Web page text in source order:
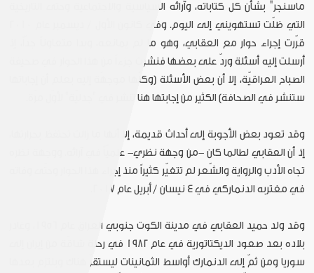
ماسنجر" بشأن كل كتاباته، وآرائه السياسية والاجتماعية وحتّى التاريخية
قرّرت إجراء حوار مع العقابي، وهو ما لم يمانعه، وبدا متعاوناً جدّاً، إذ
أرسلت إليه أسئلة وردّ على بعضها فنشرت جزءاً من هذا الحوار في صحيفة
الصباح العراقيّة، إلا أن بعض الأسئلة (وكلّها موجهّة إليه بعلم أن إجاباتها
ستنشر في الصحافة) الكثير من إجابتها هنا تنشر في "جدليّة" لأوّل مرّة.
وقد تعود بعض الأجوبة إلى أحداث قديمة، إلا أنها ما زالت تحتفظ بحرارتها،
إذ أن العقابي لطالما كان -من وجهة نظري- علميّاً في آرائه. ووجهة نظره
تجاه الأدب والرواية والشّعر لم تتغيّر كثيراً منذ إجراء هذا الحوار وحتّى وفاته
في مغتربه الدنماركي في 4 نيسان / أبريل عام 2017.
بلاده بعد صعود الديكتاتورية في عام 1982 في رحلة شاقّة من إيران إلى
سوريا ومن ثمّ إلى الدنمارك أواسط الثمانينات ليستقرّ هناك ويلتزم بعدها